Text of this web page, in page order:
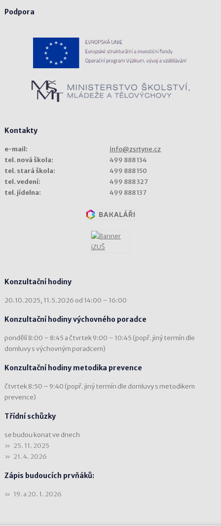
Podpora
Kontakty
e-mail:
info@zsrtyne.cz
tel. nová škola:
499 888 134
tel. stará škola:
499 888 150
tel. vedení:
499 888 327
tel. jídelna:
499 888 137
Konzultační hodiny
20.10.2025, 11.5.2026 od 14:00 – 16:00
Konzultační hodiny výchovného poradce
pondělí 8:00 – 8:45 a čtvrtek 9:00 – 10:45 (popř. jiný termín dle
domluvy s výchovným poradcem)
Konzultační hodiny metodika prevence
čtvrtek 8:50 – 9:40 (popř. jiný termín dle domluvy s metodikem
prevence)
Třídní schůzky
se budou konat ve dnech
25. 11. 2025
21. 4. 2026
Zápis budoucích prvňáků:
19. a 20. 1. 2026